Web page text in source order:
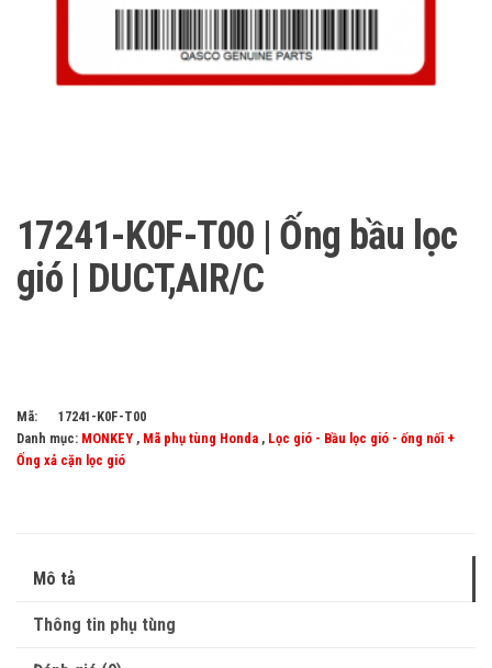
17241-K0F-T00 | Ống bầu lọc
gió | DUCT,AIR/C
Mã:
17241-K0F-T00
Danh mục: MONKEY , Mã phụ tùng Honda , Lọc gió - Bầu lọc gió - ống nối +
Ống xả cặn lọc gió
Mô tả
Thông tin phụ tùng